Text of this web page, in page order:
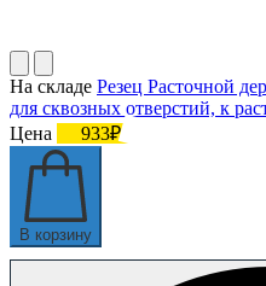
На складе Резец Расточной
для сквозных отверстий, к
Цена
933₽
В корзину